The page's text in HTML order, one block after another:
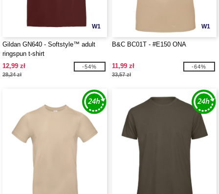
W1
Gildan GN640 - Softstyle™ adult
ringspun t-shirt
12,99 zł
28,24 zł
-54%
W1
B&C BC01T - #E150 ONA
11,99 zł
33,57 zł
-64%